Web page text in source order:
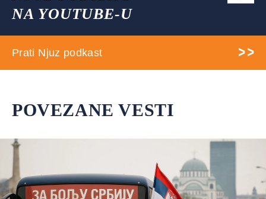
NA YOUTUBE-U
Prati Njuz podkast
POVEZANE VESTI